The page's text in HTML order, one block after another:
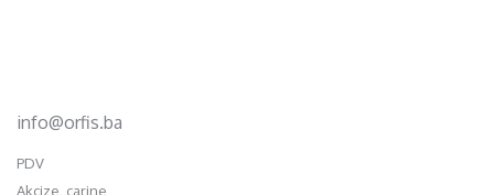
info@orfis.ba
PDV
Akcize, carine